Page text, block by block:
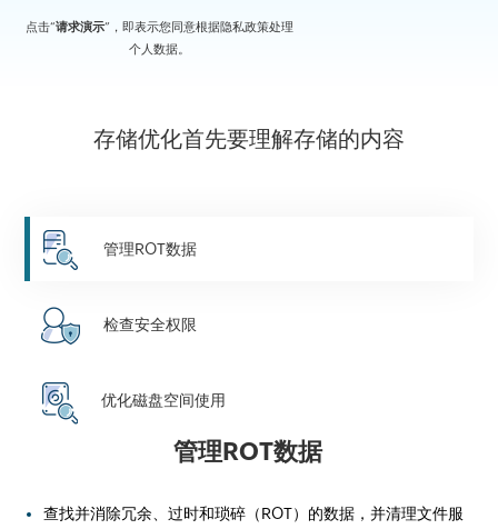
点击“请求演示”，即表示您同意根据隐私政策处理
个人数据。
存储优化首先要理解存储的内容
管理ROT数据
检查安全权限
优化磁盘空间使用
管理ROT数据
查找并消除冗余、过时和琐碎（ROT）的数据，并清理文件服